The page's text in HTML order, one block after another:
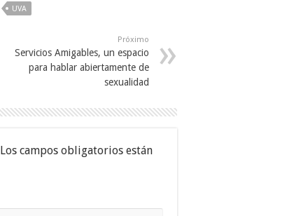
UVA
Próximo
Servicios Amigables, un espacio
para hablar abiertamente de
sexualidad
Los campos obligatorios están